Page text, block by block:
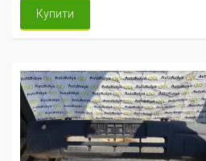
Купити